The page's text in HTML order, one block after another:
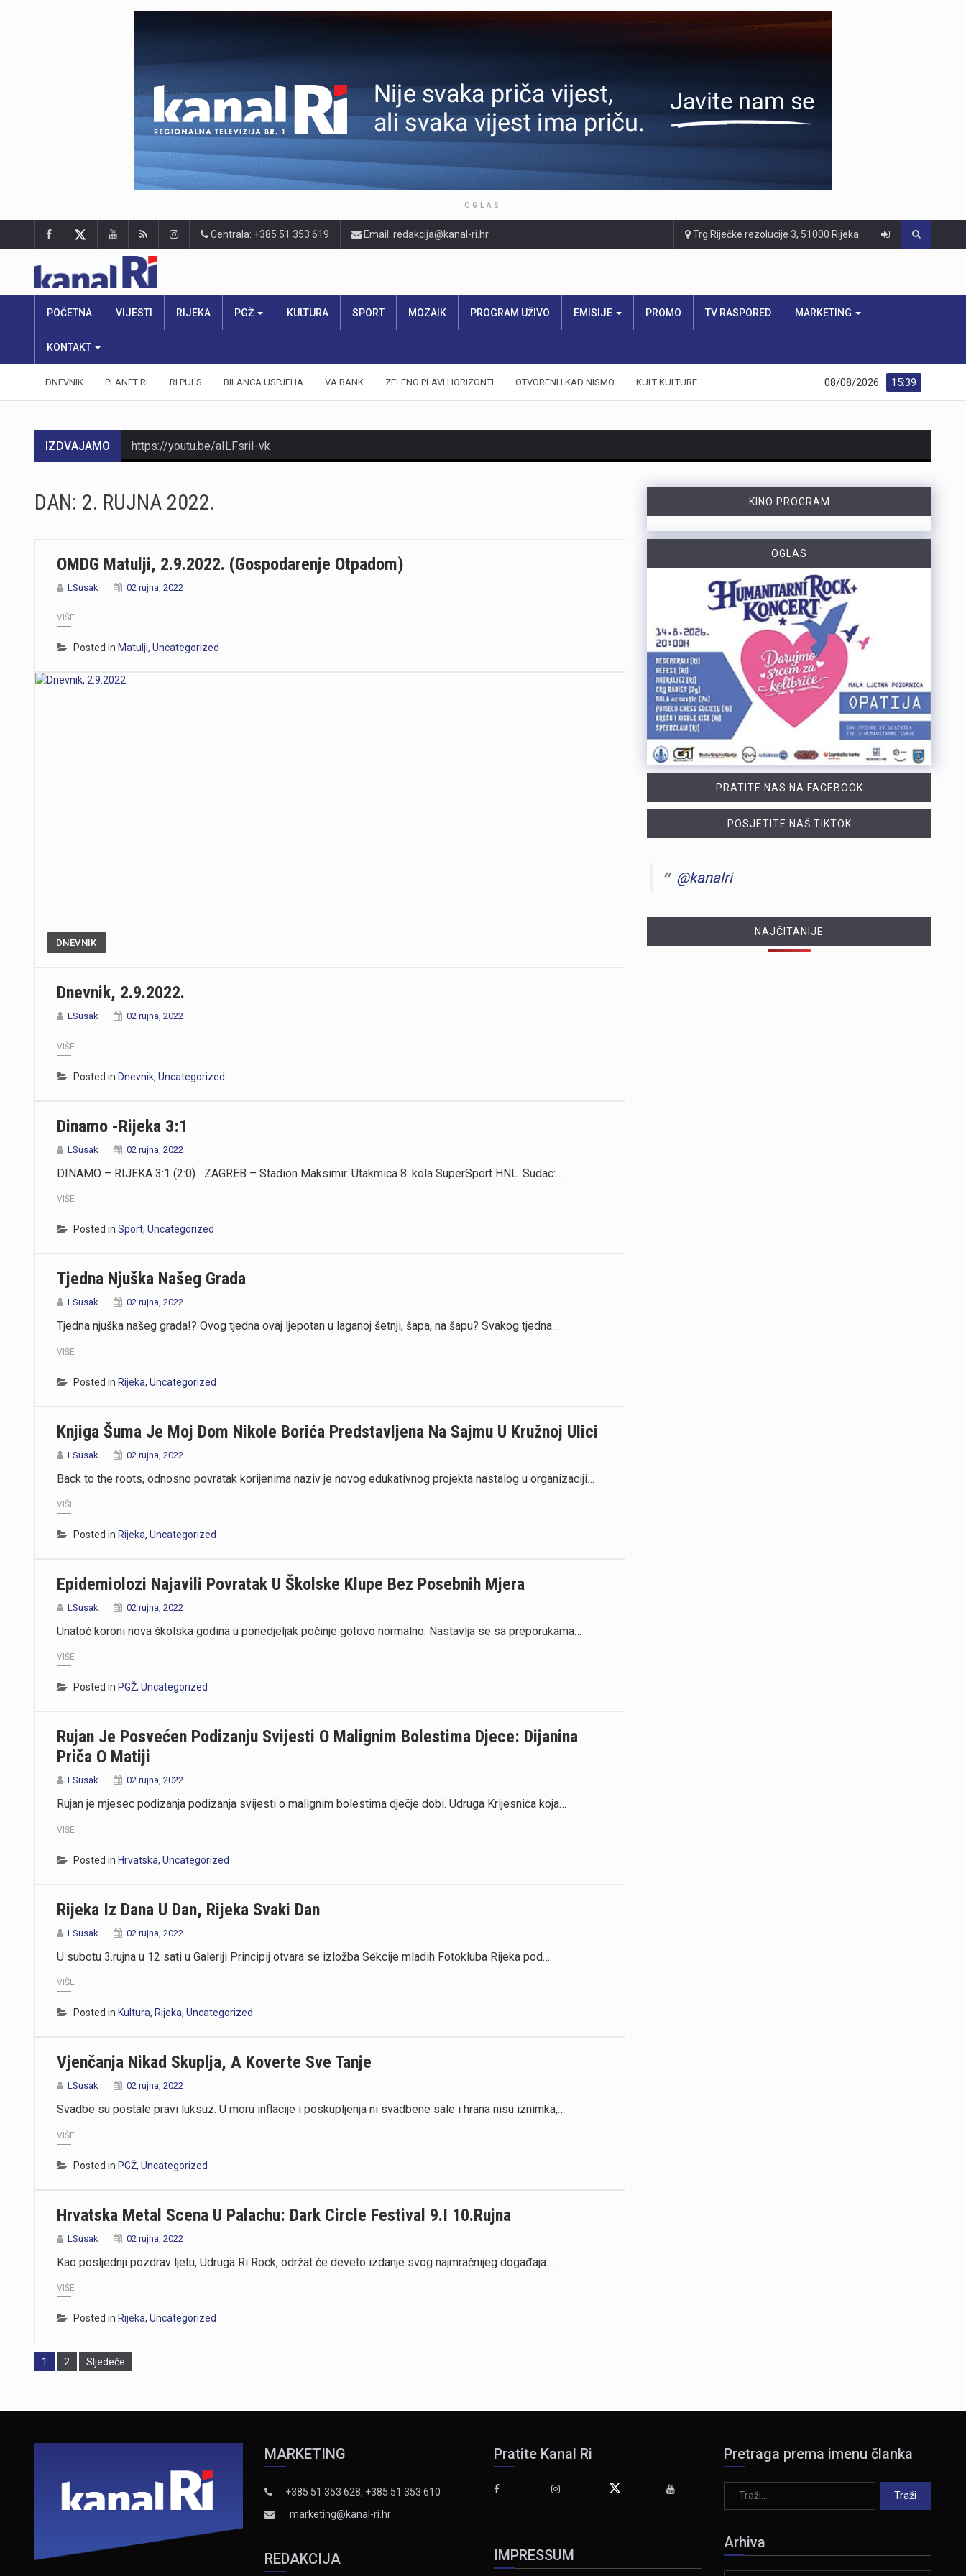
OGLAS
Centrala: +385 51 353 619 Email: redakcija@kanal-ri.hr Trg Riječke rezolucije 3, 51000 Rijeka
POČETNA VIJESTI RIJEKA PGŽ KULTURA SPORT MOZAIK PROGRAM UŽIVO EMISIJE PROMO TV RASPORED MARKETING
KONTAKT
DNEVNIK PLANET RI RI PULS BILANCA USPJEHA VA BANK ZELENO PLAVI HORIZONTI OTVORENI I KAD NISMO KULT KULTURE 15:39
08/08/2026
IZDVAJAMO https://youtu.be/aILFsriI-vk
https://youtu.be/LjEOo1QMD1E Nogometaši Rijeke pobijedili su finski Ilves u prvoj utakmici 3. kola kvalifikacija za Konferencijsku ligu pogotkom Nike Jankovića u 16. minuti. Unatoč minimalnoj prednosti s kojom putuju na uzvrat, trener Matjaž Kek izrazio je zabrinutost zbog manjka realizacije i nervoze u igri. Uzvratna utakmica igra se u Finskoj u četvrtak, 13. kolovoza s početkom u 18 sati. Više u videoprilogu:
https://youtu.be/qV4DNBJPlKw Zbog dugotrajne suše i smanjenja izdašnosti izvora, KD Vodovod i kanalizacija apelira na racionalno korištenje vode na riječkom području, iako su trenutne zalihe dostatne i nema potrebe za redukcijama. Cilj preporučenih mjera, koje uključuju zabranu zalijevanja travnjaka i pranja automobila, jest smanjenje dnevne potrošnje za 10 do 15 posto. Više u videoprilogu:
https://youtu.be/CrhVZbwhS7g Šire područje Novog Vinodolskog i Rijeku noćas oko 1:20 sati pogodio je potres magnitude 3,5 po Richteru s epicentrom 11 kilometara jugoistočno od Novog Vinodolskog. Budući da se Primorsko-goranska županija nalazi na nizu aktivnih rasjeda, ovakvi potresi nisu neuobičajeni, a stručnjaci procjenuju da maksimalna magnituda na riječkom i primorskom području može iznositi oko 6 po Richteru. Više u videoprilogu:
Tijekom posljednja dva dana na širem matuljskom području i otoku Krku izbila su dva požara u kojima je nastala materijalna šteta, dok je u jednom slučaju jedna osoba ozlijeđena. Policijski službenici su u suradnji s protupožarnim inspektorom obavili očevide kojima su utvrđeni uzroci nastanka ovih požara. Požar na širem matuljskom području izbio je 5. kolovoza oko 21:30 sati u pomoćnom objektu kuće, a ugasili su ga vatrogasci Javne vatrogasne postrojbe (JVP) Opatija. Očevidom je utvrđeno da je uzrok požara tehničke naravi, točnije kvar na električnim instalacijama u predjelu krovišta. U požaru je izgorio gornji dio pomoćnog objekta zajedno s krovištem, a materijalna šteta procjenjuje se na više desetaka tisuća eura. Drugi požar izbio je 6. kolovoza oko 4:20 sati u obiteljskoj kući na otoku Krku. Na intervenciju su izašli vatrogasci JVP Krk, a u požaru je ozlijeđena 50-godišnjakinja. Očevidom je utvrđeno da je do požara najvjerojatnije došlo uslijed curenja plina zbog tehničkog kvara na spoju crijeva i plinske boce. Plinska smjesa u prostoru kuhinje zapalila se nakon što je prilikom paljenja svjetla došlo do stvaranja iskre. Nakon obavljenih očevida, policija poziva građane da redovito pregledavaju i održavaju električne i plinske instalacije te plinske uređaje. Također se savjetuje da se svi…
Posade policijskih plovila Postaje pomorske policije u proteklih su tjedan dana evidentirale 61 prekršaj nedozvoljenog glisiranja. Svi utvrđeni prekršaji odnosili su se na glisiranje na udaljenosti manjoj od 300 metara od obale. Prekršaji su zabilježeni u akvatoriju otoka Krka, Raba i Cresa te na području Kraljevice. Zbog počinjenih prekršaja policija je sankcionirala državljane 12 različitih zemalja. Među njima je najviše državljana Slovenije i Njemačke, po 15 iz svake države. Kazne su izrečene i za devet državljana Austrije, šest državljana Italije, pet državljana Hrvatske te četiri državljana Mađarske. Sankcionirana su i po dva državljana Slovačke, kao i po jedan državljanin iz Rumunjske, Belgije, Poljske, Srbije i Češke. Svim počiniteljima izrečene su novčane kazne sukladno odredbama Pomorskog zakonika. Policijski službenici pomorske policije nastavit će provoditi pojačane nadzore na moru kako bi se povećala sigurnost svih sudionika u pomorskom prometu. Ujedno se pozivaju svi nautičari da se strogo pridržavaju propisa i vode računa o sigurnosti kupača i drugih osoba na moru, s posebnim naglaskom na zabranu glisiranja na udaljenosti manjoj od 300 metara od obale.
DAN: 2. RUJNA 2022.
OMDG Matulji, 2.9.2022. (Gospodarenje Otpadom)
LSusak 02 rujna, 2022
VIŠE
Posted in Matulji, Uncategorized
DNEVNIK
Dnevnik, 2.9.2022.
LSusak 02 rujna, 2022
VIŠE
Posted in Dnevnik, Uncategorized
Dinamo -Rijeka 3:1
LSusak 02 rujna, 2022
DINAMO – RIJEKA 3:1 (2:0) ZAGREB – Stadion Maksimir. Utakmica 8. kola SuperSport HNL. Sudac:…
VIŠE
Posted in Sport, Uncategorized
Tjedna Njuška Našeg Grada
LSusak 02 rujna, 2022
Tjedna njuška našeg grada!? Ovog tjedna ovaj ljepotan u laganoj šetnji, šapa, na šapu? Svakog tjedna…
VIŠE
Posted in Rijeka, Uncategorized
Knjiga Šuma Je Moj Dom Nikole Borića Predstavljena Na Sajmu U Kružnoj Ulici
LSusak 02 rujna, 2022
Back to the roots, odnosno povratak korijenima naziv je novog edukativnog projekta nastalog u organizaciji…
VIŠE
Posted in Rijeka, Uncategorized
Epidemiolozi Najavili Povratak U Školske Klupe Bez Posebnih Mjera
LSusak 02 rujna, 2022
Unatoč koroni nova školska godina u ponedjeljak počinje gotovo normalno. Nastavlja se sa preporukama…
VIŠE
Posted in PGŽ, Uncategorized
Rujan Je Posvećen Podizanju Svijesti O Malignim Bolestima Djece: Dijanina
Priča O Matiji
LSusak 02 rujna, 2022
Rujan je mjesec podizanja podizanja svijesti o malignim bolestima dječje dobi. Udruga Krijesnica koja…
VIŠE
Posted in Hrvatska, Uncategorized
Rijeka Iz Dana U Dan, Rijeka Svaki Dan
LSusak 02 rujna, 2022
U subotu 3.rujna u 12 sati u Galeriji Principij otvara se izložba Sekcije mladih Fotokluba Rijeka pod…
VIŠE
Posted in Kultura, Rijeka, Uncategorized
Vjenčanja Nikad Skuplja, A Koverte Sve Tanje
LSusak 02 rujna, 2022
Svadbe su postale pravi luksuz. U moru inflacije i poskupljenja ni svadbene sale i hrana nisu iznimka,…
VIŠE
Posted in PGŽ, Uncategorized
Hrvatska Metal Scena U Palachu: Dark Circle Festival 9.i 10.rujna
LSusak 02 rujna, 2022
Kao posljednji pozdrav ljetu, Udruga Ri Rock, održat će deveto izdanje svog najmračnijeg događaja…
VIŠE
Posted in Rijeka, Uncategorized
Page
1 Page
2 Sljedeće
KINO PROGRAM
OGLAS
PRATITE NAS NA FACEBOOK
POSJETITE NAŠ TIKTOK
@kanalri
NAJČITANIJE
MARKETING
+385 51 353 628, +385 51 353 610
marketing@kanal-ri.hr
REDAKCIJA
Pratite Kanal Ri
IMPRESSUM
Pretraga prema imenu članka
Arhiva